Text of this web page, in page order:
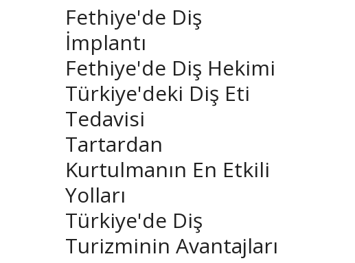
Fethiye'de Diş
İmplantı
Fethiye'de Diş Hekimi
Türkiye'deki Diş Eti
Tedavisi
Tartardan
Kurtulmanın En Etkili
Yolları
Türkiye'de Diş
Turizminin Avantajları